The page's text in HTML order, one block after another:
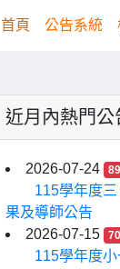
首頁 (current)
公告系統
近月內熱門公
2026-07-24
115學年度
果及導師公告
2026-07-15
115學年度